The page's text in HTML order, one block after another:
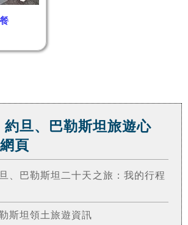
旦、巴勒斯坦旅遊心
頁
、巴勒斯坦二十天之旅：我的行程
斯坦領土旅遊資訊